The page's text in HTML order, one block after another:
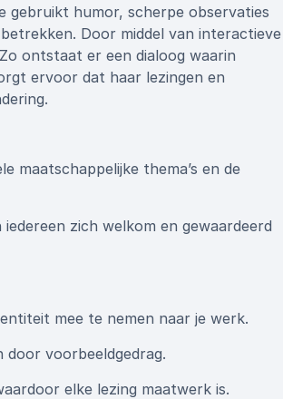
gebruikt humor, scherpe observaties
Door middel van interactieve
ontstaat er een dialoog waarin
ervoor dat haar lezingen en
maatschappelijke thema’s en de
zich welkom en gewaardeerd
mee te nemen naar je werk.
door voorbeeldgedrag.
elke lezing maatwerk is.